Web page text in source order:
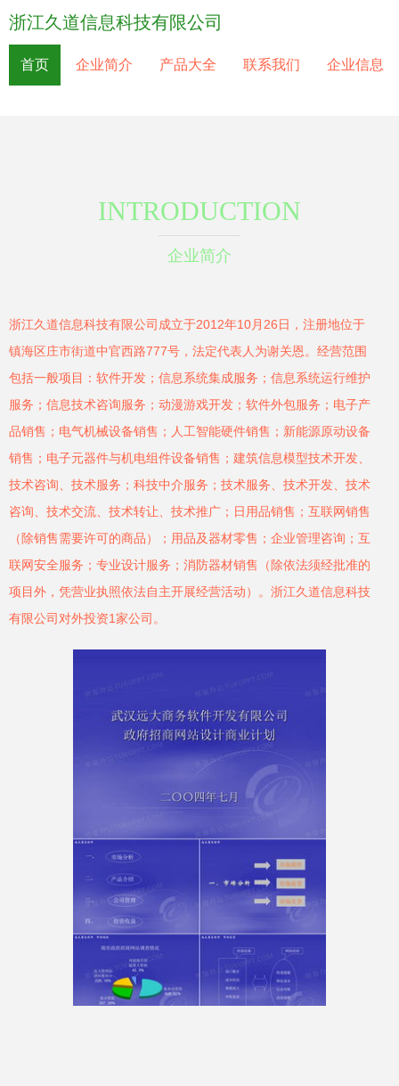
浙江久道信息科技有限公司
首页 企业简介 产品大全 联系我们 企业信息
INTRODUCTION
企业简介
浙江久道信息科技有限公司成立于2012年10月26日，注册地位于
镇海区庄市街道中官西路777号，法定代表人为谢关恩。经营范围
包括一般项目：软件开发；信息系统集成服务；信息系统运行维护
服务；信息技术咨询服务；动漫游戏开发；软件外包服务；电子产
品销售；电气机械设备销售；人工智能硬件销售；新能源原动设备
销售；电子元器件与机电组件设备销售；建筑信息模型技术开发、
技术咨询、技术服务；科技中介服务；技术服务、技术开发、技术
咨询、技术交流、技术转让、技术推广；日用品销售；互联网销售
（除销售需要许可的商品）；用品及器材零售；企业管理咨询；互
联网安全服务；专业设计服务；消防器材销售（除依法须经批准的
项目外，凭营业执照依法自主开展经营活动）。浙江久道信息科技
有限公司对外投资1家公司。